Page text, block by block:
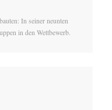
In seiner neunten
in den Wettbewerb.